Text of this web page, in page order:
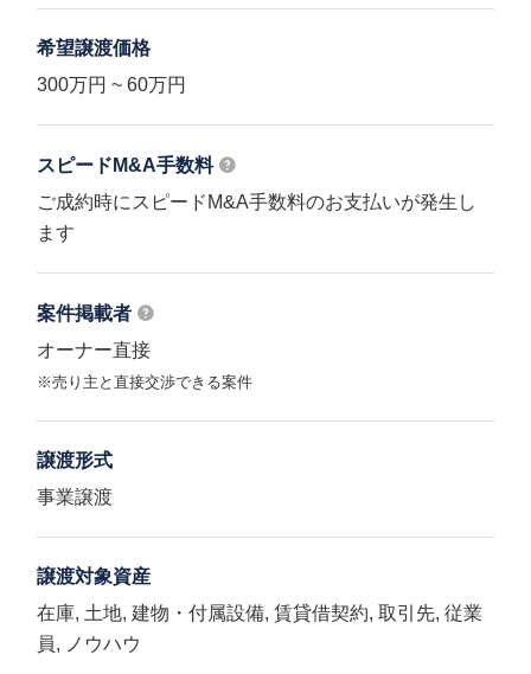
希望譲渡価格
300万円 ~ 60万円
スピードM&A手数料
ご成約時にスピードM&A手数料のお支払いが発生し
ます
案件掲載者
オーナー直接
※売り主と直接交渉できる案件
譲渡形式
事業譲渡
譲渡対象資産
在庫, 土地, 建物・付属設備, 賃貸借契約, 取引先, 従業
員, ノウハウ